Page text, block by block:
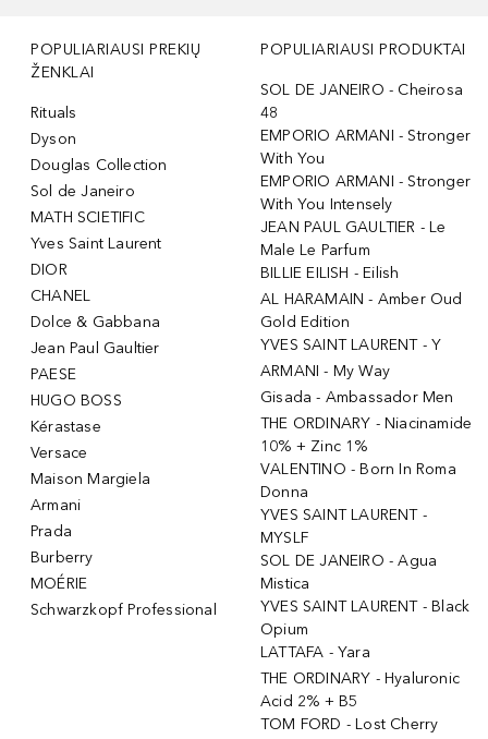
POPULIARIAUSI PREKIŲ
ŽENKLAI
Rituals
Dyson
Douglas Collection
Sol de Janeiro
MATH SCIETIFIC
Yves Saint Laurent
DIOR
CHANEL
Dolce & Gabbana
Jean Paul Gaultier
PAESE
HUGO BOSS
Kérastase
Versace
Maison Margiela
Armani
Prada
Burberry
MOÉRIE
Schwarzkopf Professional
POPULIARIAUSI PRODUKTAI
SOL DE JANEIRO - Cheirosa
48
EMPORIO ARMANI - Stronger
With You
EMPORIO ARMANI - Stronger
With You Intensely
JEAN PAUL GAULTIER - Le
Male Le Parfum
BILLIE EILISH - Eilish
AL HARAMAIN - Amber Oud
Gold Edition
YVES SAINT LAURENT - Y
ARMANI - My Way
Gisada - Ambassador Men
THE ORDINARY - Niacinamide
10% + Zinc 1%
VALENTINO - Born In Roma
Donna
YVES SAINT LAURENT -
MYSLF
SOL DE JANEIRO - Agua
Mistica
YVES SAINT LAURENT - Black
Opium
LATTAFA - Yara
THE ORDINARY - Hyaluronic
Acid 2% + B5
TOM FORD - Lost Cherry